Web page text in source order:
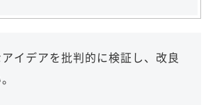
イデアを批判的に検証し、改良